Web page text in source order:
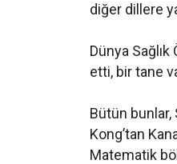
diğer dillere
Dünya
etti, bir tane
Bütün bunlar,
Kong’tan
Matematik